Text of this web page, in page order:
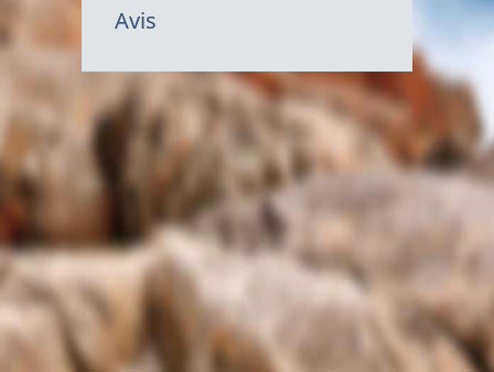
Avis
du
Canada